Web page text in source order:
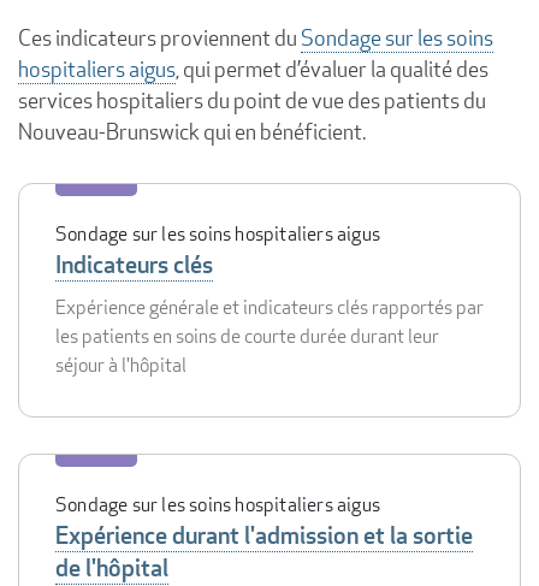
Ces indicateurs proviennent du Sondage sur les soins
hospitaliers aigus, qui permet d’évaluer la qualité des
services hospitaliers du point de vue des patients du
Nouveau-Brunswick qui en bénéficient.
Sondage sur les soins hospitaliers aigus
Indicateurs clés
Expérience générale et indicateurs clés rapportés par
les patients en soins de courte durée durant leur
séjour à l'hôpital
Sondage sur les soins hospitaliers aigus
Expérience durant l'admission et la sortie
de l'hôpital